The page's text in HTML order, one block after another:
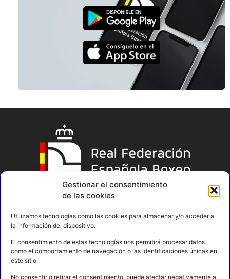
Gestionar el consentimiento
de las cookies
Utilizamos tecnologías como las cookies para almacenar y/o acceder a
la información del dispositivo.
El consentimiento de estas tecnologías nos permitirá procesar datos
como el comportamiento de navegación o las identificaciones únicas en
este sitio.
No consentir o retirar el consentimiento, puede afectar negativamente a